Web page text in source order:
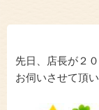
先日、店長が２
お伺いさせて頂